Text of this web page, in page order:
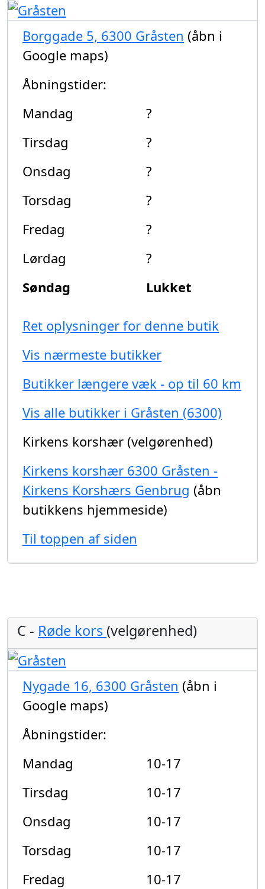
Borggade 5, 6300 Gråsten (åbn i
Google maps)
Åbningstider:
Mandag
?
Tirsdag
?
Onsdag
?
Torsdag
?
Fredag
?
Lørdag
?
Søndag
Lukket
Ret oplysninger for denne butik
Vis nærmeste butikker
Butikker længere væk - op til 60 km
Vis alle butikker i Gråsten (6300)
Kirkens korshær (velgørenhed)
Kirkens korshær 6300 Gråsten -
Kirkens Korshærs Genbrug (åbn
butikkens hjemmeside)
Til toppen af siden
C - Røde kors (velgørenhed)
Nygade 16, 6300 Gråsten (åbn i
Google maps)
Åbningstider:
Mandag
10-17
Tirsdag
10-17
Onsdag
10-17
Torsdag
10-17
Fredag
10-17